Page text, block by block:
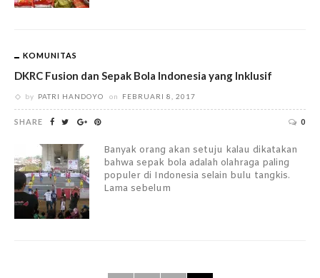
KOMUNITAS
DKRC Fusion dan Sepak Bola Indonesia yang Inklusif
by PATRI HANDOYO on FEBRUARI 8, 2017
SHARE 0
Banyak orang akan setuju kalau dikatakan
bahwa sepak bola adalah olahraga paling
populer di Indonesia selain bulu tangkis.
Lama sebelum